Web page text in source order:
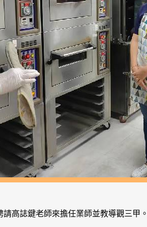
高誌鍵老師來擔任業師並教導觀三甲